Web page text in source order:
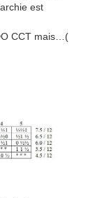
est
CCT mais…(